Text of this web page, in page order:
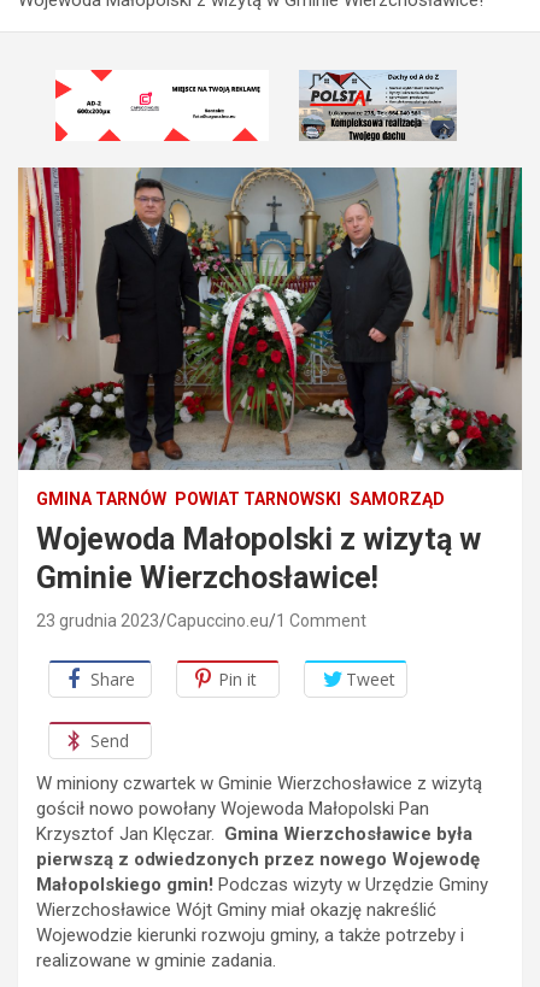
GMINA TARNÓW POWIAT TARNOWSKI SAMORZĄD
Wojewoda Małopolski z wizytą w
Gminie Wierzchosławice!
23 grudnia 2023 Capuccino.eu 1 Comment
Share Pin it Tweet
Send
W miniony czwartek w Gminie Wierzchosławice z wizytą
gościł nowo powołany Wojewoda Małopolski Pan
Krzysztof Jan Klęczar. Gmina Wierzchosławice była
pierwszą z odwiedzonych przez nowego Wojewodę
Małopolskiego gmin! Podczas wizyty w Urzędzie Gminy
Wierzchosławice Wójt Gminy miał okazję nakreślić
Wojewodzie kierunki rozwoju gminy, a także potrzeby i
realizowane w gminie zadania.